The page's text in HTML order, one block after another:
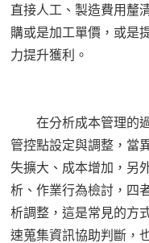
直接人工、製造費用釐
購或是加工單價，或是
力提升獲利。
在分析成本管理的過
管控點設定與調整，當
失擴大、成本增加，另
析、作業行為檢討，四
析調整，這是常見的方
速蒐集資訊協助判斷，